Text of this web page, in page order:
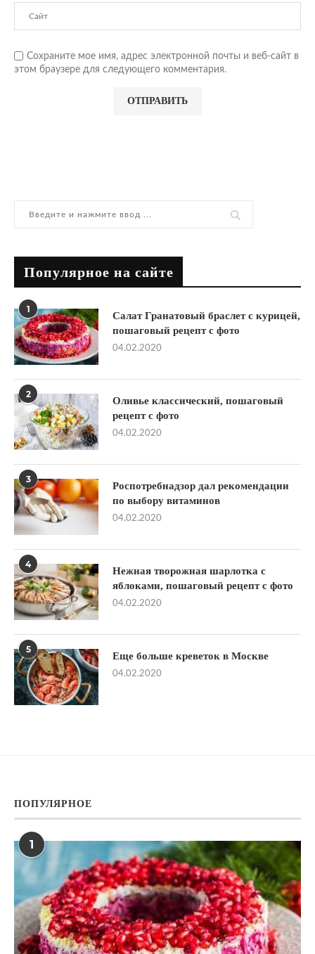
Сохраните мое имя, адрес электронной почты и веб-сайт в
этом браузере для следующего комментария.
Популярное на сайте
1
Салат Гранатовый браслет с курицей,
пошаговый рецепт с фото
04.02.2020
2
Оливье классический, пошаговый
рецепт с фото
04.02.2020
3
Роспотребнадзор дал рекомендации
по выбору витаминов
04.02.2020
4
Нежная творожная шарлотка с
яблоками, пошаговый рецепт с фото
04.02.2020
5
Еще больше креветок в Москве
04.02.2020
ПОПУЛЯРНОЕ
1